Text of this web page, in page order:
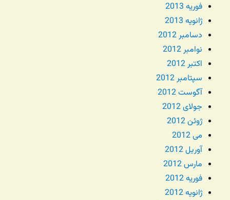
فوریه 2013
ژانویه 2013
دسامبر 2012
نوامبر 2012
اکتبر 2012
سپتامبر 2012
آگوست 2012
جولای 2012
ژوئن 2012
می 2012
آوریل 2012
مارس 2012
فوریه 2012
ژانویه 2012